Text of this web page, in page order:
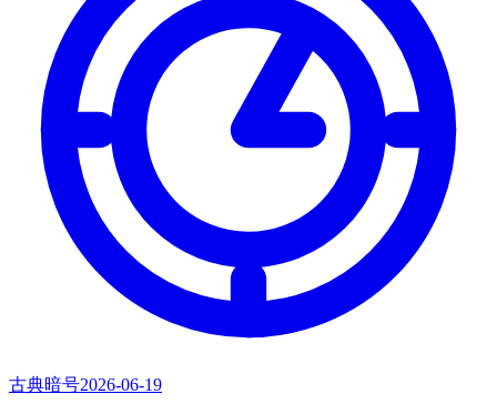
古典暗号2026-06-19